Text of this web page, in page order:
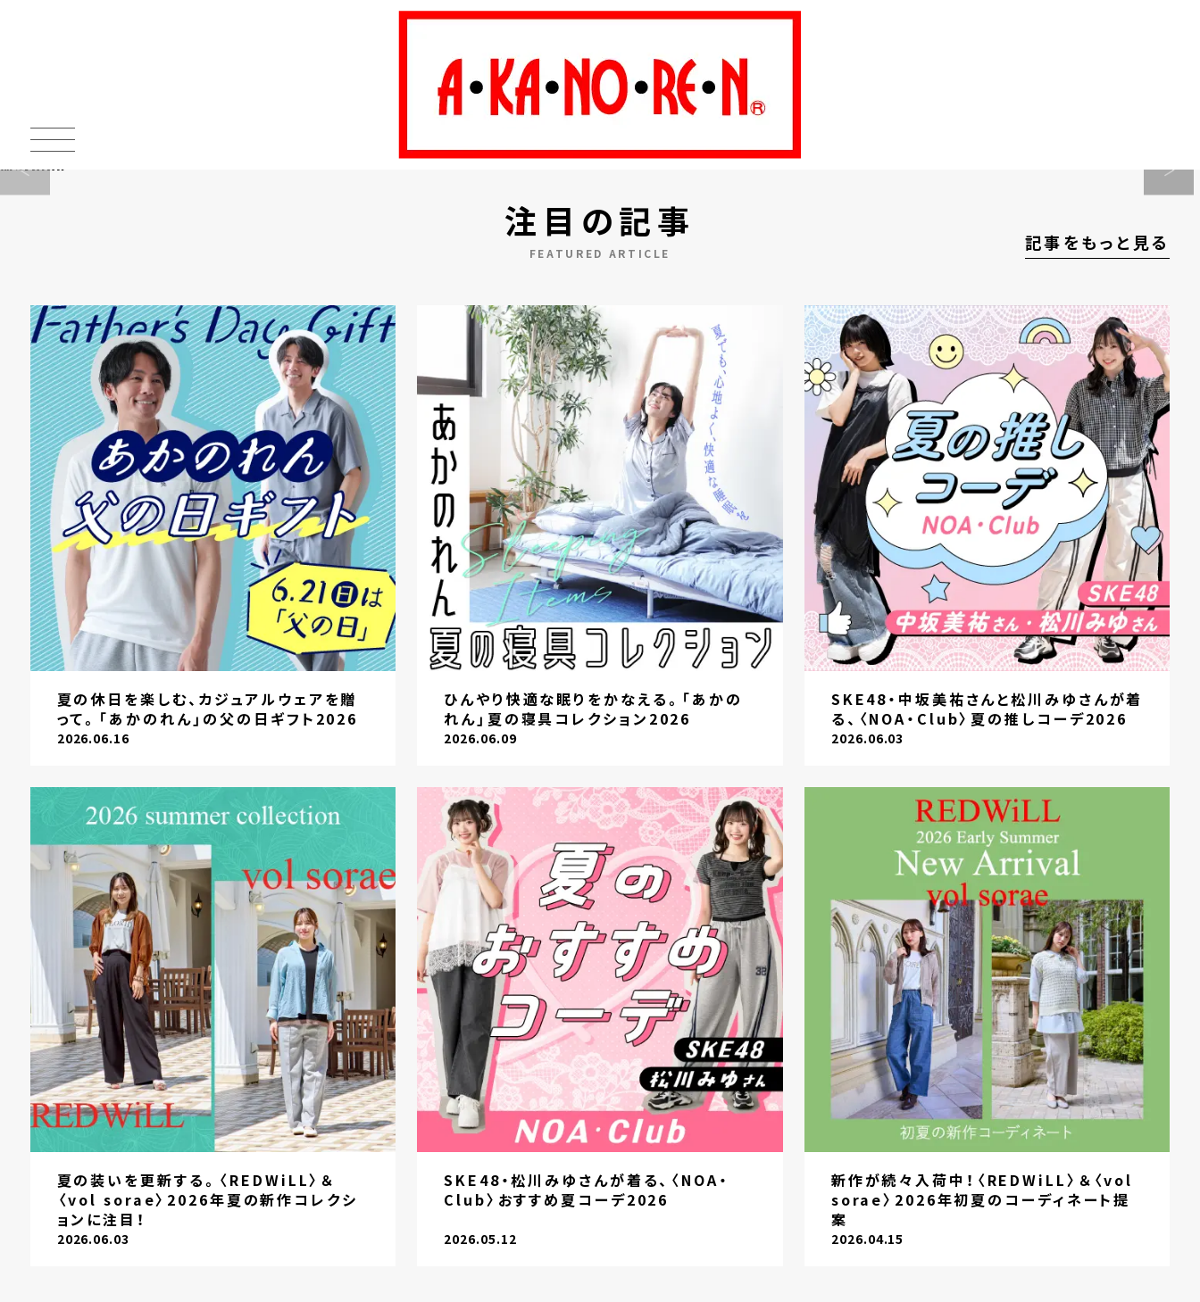
Warning
注目の記事
FEATURED ARTICLE
夏の休日を楽しむ、カジュアルウェアを贈
って。「あかのれん」の父の日ギフト2026
2026.06.16
ひんやり快適な眠りをかなえる。「あかの
れん」夏の寝具コレクション2026
2026.06.09
SKE48・中坂美祐さんと松川みゆさんが着
る、〈NOA・Club〉夏の推しコーデ2026
2026.06.03
夏の装いを更新する。〈REDWiLL〉＆
〈vol sorae〉2026年夏の新作コレクシ
ョンに注目！
2026.06.03
SKE48・松川みゆさんが着る、〈NOA・
Club〉おすすめ夏コーデ2026
2026.05.12
新作が続々入荷中！〈REDWiLL〉＆〈vol
sorae〉2026年初夏のコーディネート提
案
2026.04.15
記事をもっと見る